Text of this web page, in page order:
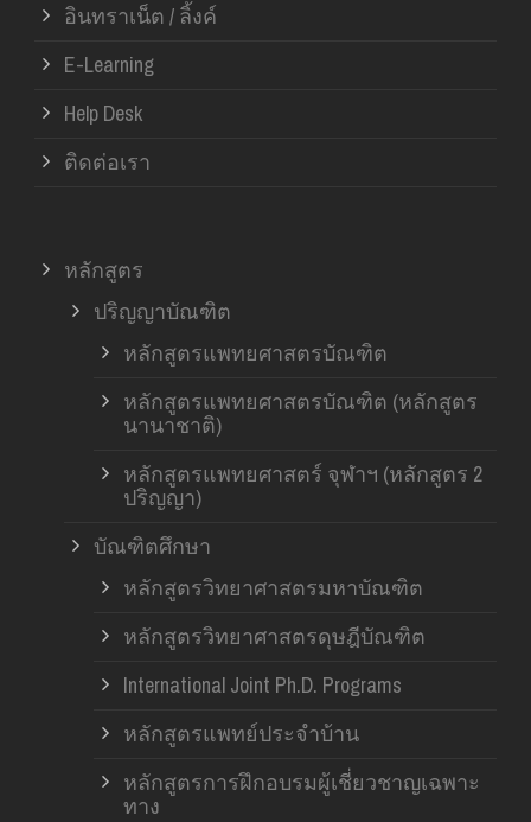
อินทราเน็ต / ลิ้งค์
E-Learning
Help Desk
ติดต่อเรา
หลักสูตร
ปริญญาบัณฑิต
หลักสูตรแพทยศาสตรบัณฑิต
หลักสูตรแพทยศาสตรบัณฑิต (หลักสูตร
นานาชาติ)
หลักสูตรแพทยศาสตร์ จุฬาฯ (หลักสูตร 2
ปริญญา)
บัณฑิตศึกษา
หลักสูตรวิทยาศาสตรมหาบัณฑิต
หลักสูตรวิทยาศาสตรดุษฎีบัณฑิต
International Joint Ph.D. Programs
หลักสูตรแพทย์ประจำบ้าน
หลักสูตรการฝึกอบรมผู้เชี่ยวชาญเฉพาะ
ทาง